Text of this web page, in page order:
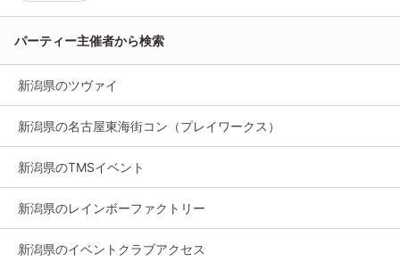
パーティー主催者から検索
新潟県のツヴァイ
新潟県の名古屋東海街コン（プレイワークス）
新潟県のTMSイベント
新潟県のレインボーファクトリー
新潟県のイベントクラブアクセス